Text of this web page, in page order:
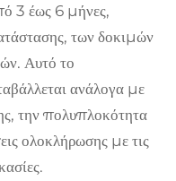
3 έως 6 μήνες,
των δοκιμών
Αυτό το
ανάλογα με
την πολυπλοκότητα
ολοκλήρωσης με τις